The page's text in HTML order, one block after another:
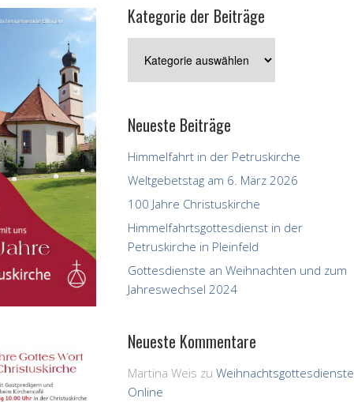
Kategorie der Beiträge
der
Beiträge
Neueste Beiträge
Himmelfahrt in der Petruskirche
Weltgebetstag am 6. März 2026
100 Jahre Christuskirche
Himmelfahrtsgottesdienst in der
Petruskirche in Pleinfeld
Gottesdienste an Weihnachten und zum
Jahreswechsel 2024
Neueste Kommentare
Martina Weis zu Weihnachtsgottesdienste
Online